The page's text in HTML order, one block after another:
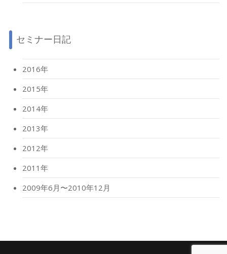
セミナー日記
2016年
2015年
2014年
2013年
2012年
2011年
2009年6月〜2010年12月